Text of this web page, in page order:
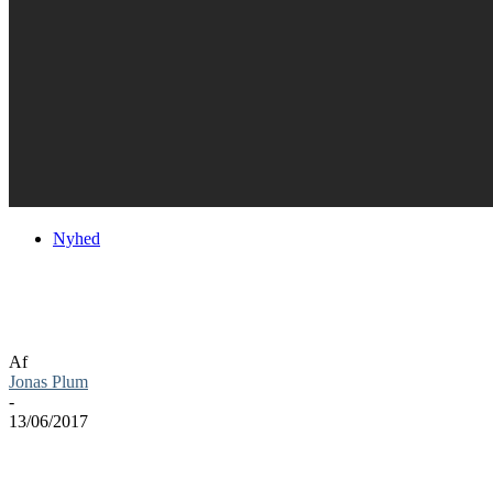
Nyhed
Af
Jonas Plum
-
13/06/2017